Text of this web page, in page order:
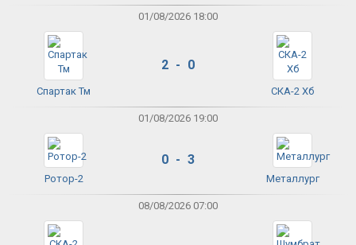
01/08/2026 18:00
Спартак Тм
2 - 0
СКА-2 Хб
01/08/2026 19:00
Ротор-2
0 - 3
Металлург
08/08/2026 07:00